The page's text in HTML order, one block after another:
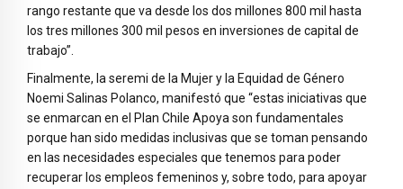
rango restante que va desde los dos millones 800 mil hasta
los tres millones 300 mil pesos en inversiones de capital de
trabajo”.
Finalmente, la seremi de la Mujer y la Equidad de Género
Noemi Salinas Polanco, manifestó que “estas iniciativas que
se enmarcan en el Plan Chile Apoya son fundamentales
porque han sido medidas inclusivas que se toman pensando
en las necesidades especiales que tenemos para poder
recuperar los empleos femeninos y, sobre todo, para apoyar